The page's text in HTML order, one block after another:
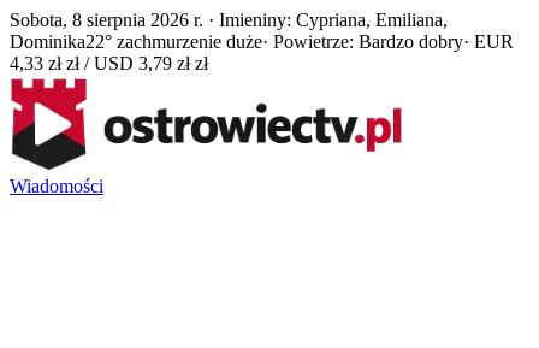
Sobota, 8 sierpnia 2026 r. · Imieniny: Cypriana, Emiliana,
Dominika22° zachmurzenie duże· Powietrze: Bardzo dobry· EUR
4,33 zł zł / USD 3,79 zł zł
Wiadomości